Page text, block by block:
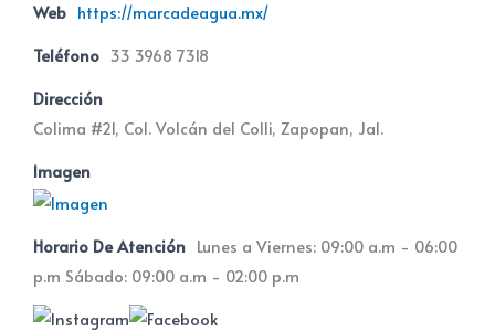
Web https://marcadeagua.mx/
Teléfono 33 3968 7318
Dirección
Colima #21, Col. Volcán del Colli, Zapopan, Jal.
Imagen
Horario De Atención Lunes a Viernes: 09:00 a.m - 06:00
p.m Sábado: 09:00 a.m - 02:00 p.m